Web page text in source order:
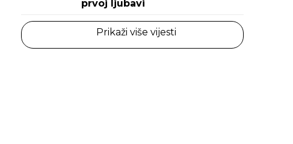
prvoj ljubavi
Prikaži više vijesti